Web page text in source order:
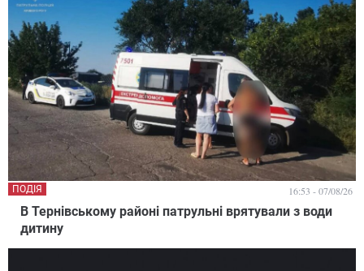
В Тернівському районі патрульні врятували з води
дитину
ПОДІЯ 16:53 - 07/08/26